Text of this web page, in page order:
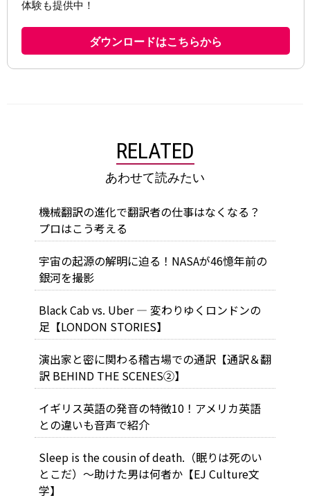
RELATED
あわせて読みたい
機械翻訳の進化で翻訳者の仕事はなくなる？
プロはこう考える
宇宙の起源の解明に迫る！NASAが46憶年前の
銀河を撮影
Black Cab vs. Uber ― 変わりゆくロンドンの
足【LONDON STORIES】
演出家と密に関わる稽古場での通訳【通訳＆翻
訳 BEHIND THE SCENES②】
イギリス英語の発音の特徴10！アメリカ英語
との違いも音声で紹介
Sleep is the cousin of death.（眠りは死のい
とこだ）～助けた男は何者か【EJ Culture文
学】